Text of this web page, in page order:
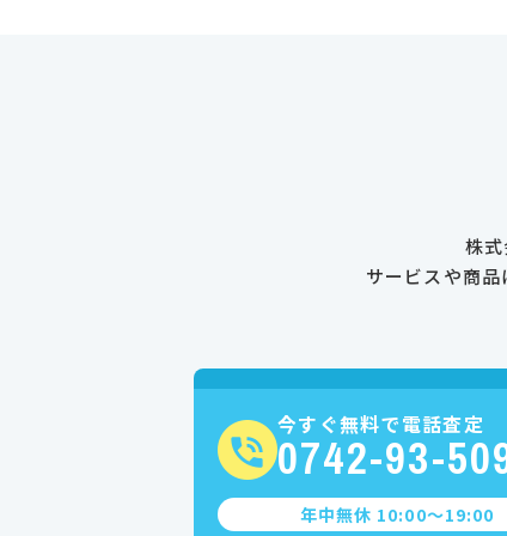
株
サービスや商
今すぐ無料で電話査定
0742-93-
年中無休 10:00〜19:00